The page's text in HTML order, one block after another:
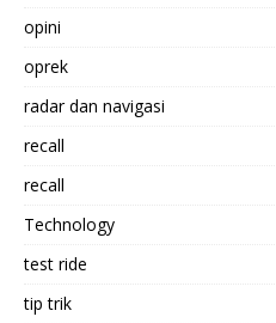
opini
oprek
radar dan navigasi
recall
recall
Technology
test ride
tip trik